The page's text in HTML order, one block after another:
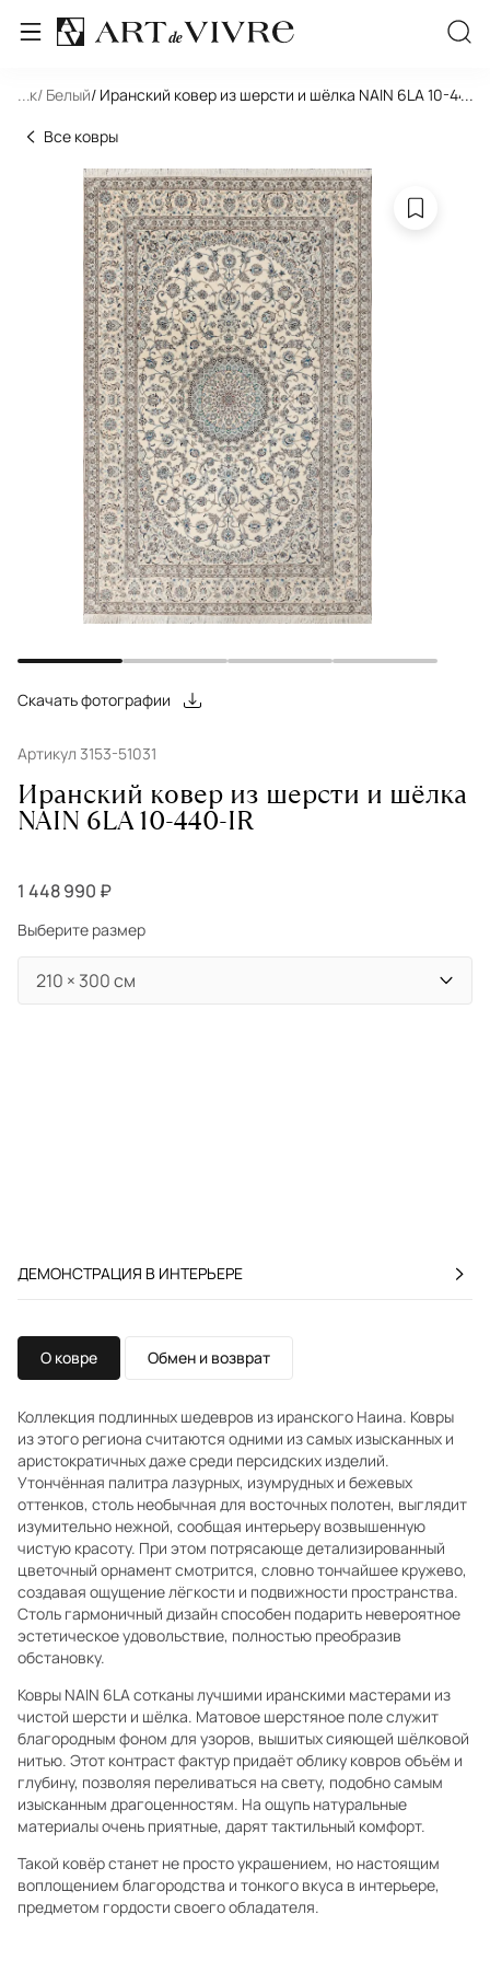
... / Белый/ Иранский ковер из шерсти и шёлка NAIN 6LA 10-440-
...
Все ковры
Скачать фотографии
Артикул 3153-51031
Иранский ковер из шерсти и шёлка
NAIN 6LA 10-440-IR
1 448 990 ₽
Выберите размер
ДЕМОНСТРАЦИЯ В ИНТЕРЬЕРЕ
О ковре Обмен и возврат
Коллекция подлинных шедевров из иранского Наина. Ковры
из этого региона считаются одними из самых изысканных и
аристократичных даже среди персидских изделий.
Утончённая палитра лазурных, изумрудных и бежевых
оттенков, столь необычная для восточных полотен, выглядит
изумительно нежной, сообщая интерьеру возвышенную
чистую красоту. При этом потрясающе детализированный
цветочный орнамент смотрится, словно тончайшее кружево,
создавая ощущение лёгкости и подвижности пространства.
Столь гармоничный дизайн способен подарить невероятное
эстетическое удовольствие, полностью преобразив
обстановку.
Ковры NAIN 6LA сотканы лучшими иранскими мастерами из
чистой шерсти и шёлка. Матовое шерстяное поле служит
благородным фоном для узоров, вышитых сияющей шёлковой
нитью. Этот контраст фактур придаёт облику ковров объём и
глубину, позволяя переливаться на свету, подобно самым
изысканным драгоценностям. На ощупь натуральные
материалы очень приятные, дарят тактильный комфорт.
Такой ковёр станет не просто украшением, но настоящим
воплощением благородства и тонкого вкуса в интерьере,
предметом гордости своего обладателя.